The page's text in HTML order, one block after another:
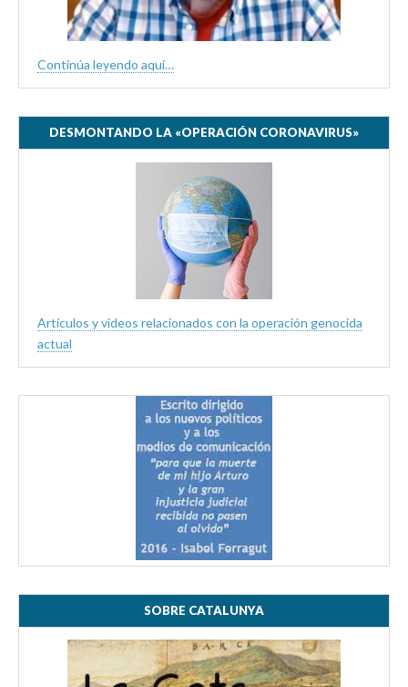
Continúa leyendo aquí…
DESMONTANDO LA «OPERACIÓN CORONAVIRUS»
Artículos y videos relacionados con la operación genocida
actual
SOBRE CATALUNYA